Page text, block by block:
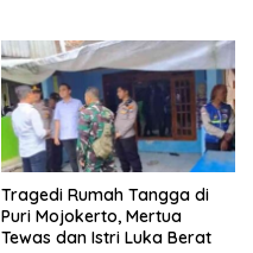
Tragedi Rumah Tangga di
Puri Mojokerto, Mertua
Tewas dan Istri Luka Berat